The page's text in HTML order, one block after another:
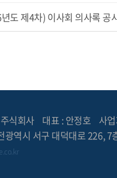
도 제4차) 이사회 의사록 공
식회사 대표 : 안정호
사
광역시 서구 대덕대로 226, 7